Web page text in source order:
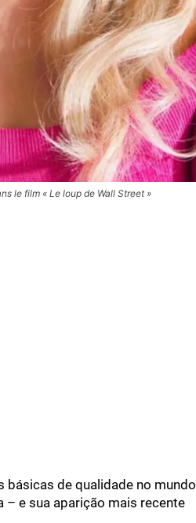
le film « Le loup de Wall Street »
de qualidade no mundo
– e sua aparição mais recente